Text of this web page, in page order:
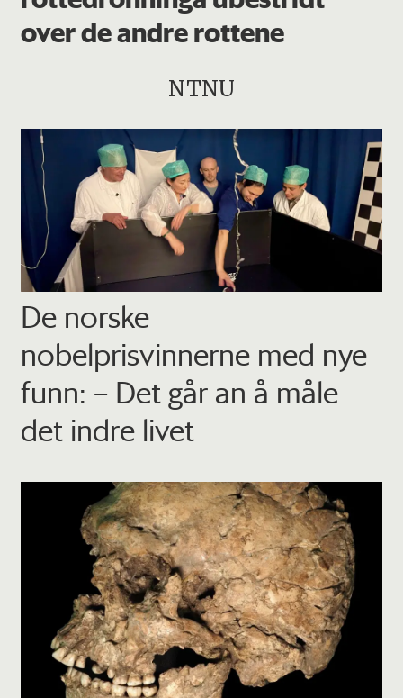
over de andre rottene
NTNU
De norske
nobelprisvinnerne med nye
funn: – Det går an å måle
det indre livet